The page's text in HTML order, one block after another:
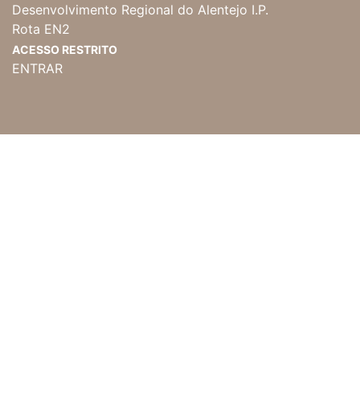
Desenvolvimento Regional do Alentejo I.P.
Rota EN2
ACESSO RESTRITO
ENTRAR